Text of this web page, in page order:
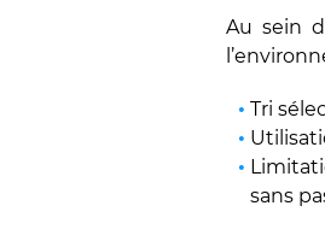
Au sein
Tri
sans